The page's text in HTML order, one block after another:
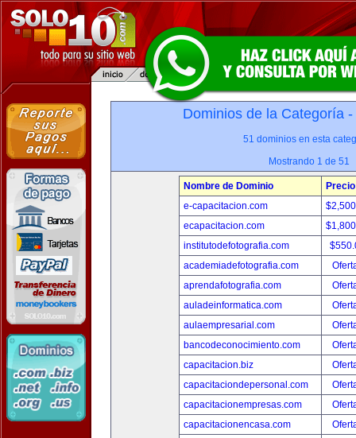
Dominios de la Categoría -
51 dominios en esta
Mostrando 1 de 51
Nombre de Dominio
Precio
e-capacitacion.com
ecapacitacion.com
institutodefotografia.com
academiadefotografia.com
aprendafotografia.com
auladeinformatica.com
aulaempresarial.com
bancodeconocimiento.com
capacitacion.biz
capacitaciondepersonal.com
capacitacionempresas.com
capacitacionencasa.com